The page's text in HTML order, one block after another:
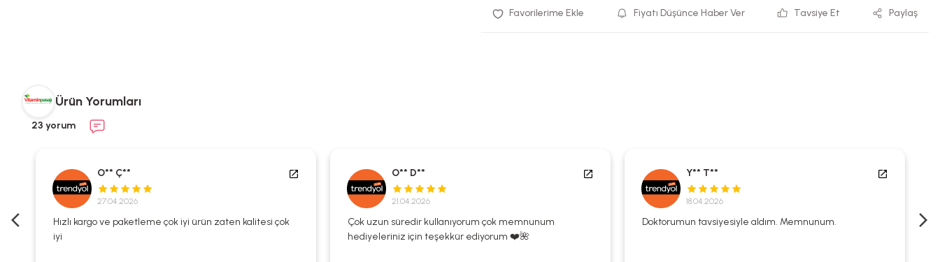
Fiyatı Düşünce Haber Ver Tavsiye Et Paylaş
Ürün Yorumları
23 yorum
O** Ç**
27.04.2026
Hızlı kargo ve paketleme çok iyi ürün zaten kalitesi çok
iyi
O** D**
21.04.2026
Çok uzun süredir kullanıyorum çok memnunum
hediyeleriniz için teşekkür ediyorum ❤️🌺
Y** T**
18.04.2026
Doktorumun tavsiyesiyle aldım. Memnunum.